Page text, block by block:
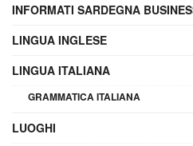
INFORMATI SARDEGNA
LINGUA INGLESE
LINGUA ITALIANA
GRAMMATICA ITALIANA
LUOGHI